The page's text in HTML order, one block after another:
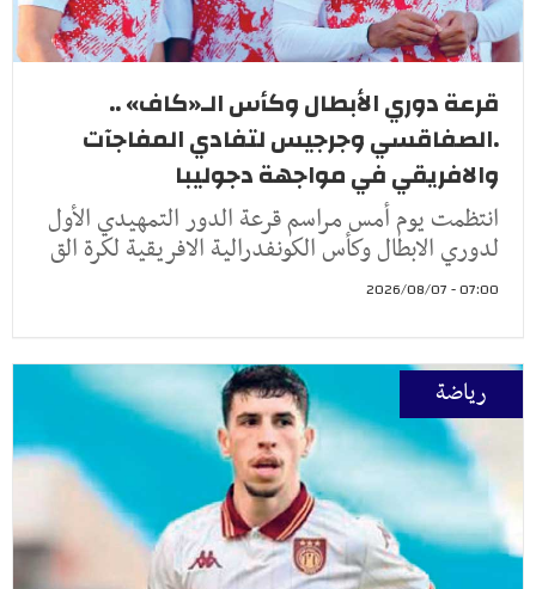
قرعة دوري الأبطال وكأس الـ«كاف» ..
.الصفاقسي وجرجيس لتفادي المفاجآت
والافريقي في مواجهة دجوليبا
انتظمت يوم أمس مراسم قرعة الدور التمهيدي الأول
لدوري الابطال وكأس الكونفدرالية الافريقية لكرة الق
07:00 - 2026/08/07
رياضة